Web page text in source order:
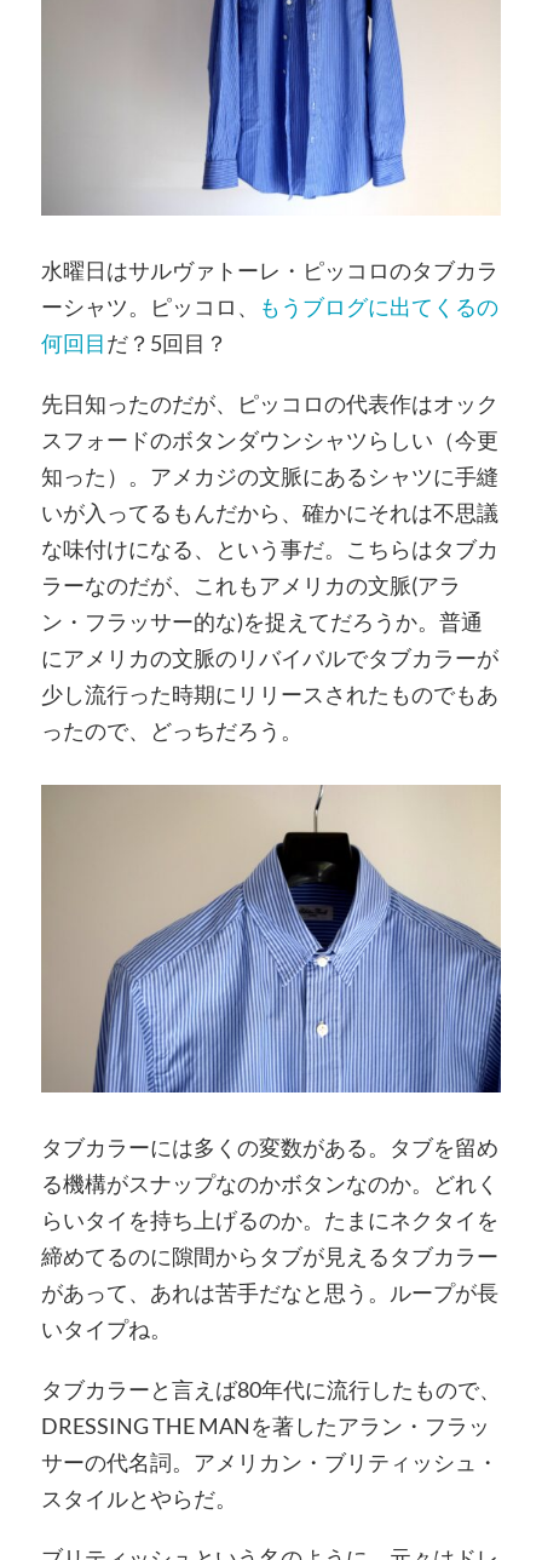
水曜日はサルヴァトーレ・ピッコロのタブカラ
ーシャツ。ピッコロ、
もうブログに出てくるの
何回目だ？5回目？
先日知ったのだが、ピッコロの代表作はオック
スフォードのボタンダウンシャツらしい（今更
知った）。アメカジの文脈にあるシャツに手縫
いが入ってるもんだから、確かにそれは不思議
な味付けになる、という事だ。こちらはタブカ
ラーなのだが、これもアメリカの文脈(アラ
ン・フラッサー的な)を捉えてだろうか。普通
にアメリカの文脈のリバイバルでタブカラーが
少し流行った時期にリリースされたものでもあ
ったので、どっちだろう。
タブカラーには多くの変数がある。タブを留め
る機構がスナップなのかボタンなのか。どれく
らいタイを持ち上げるのか。たまにネクタイを
締めてるのに隙間からタブが見えるタブカラー
があって、あれは苦手だなと思う。ループが長
いタイプね。
タブカラーと言えば80年代に流行したもので、
DRESSING THE MANを著したアラン・フラッ
サーの代名詞。アメリカン・ブリティッシュ・
スタイルとやらだ。